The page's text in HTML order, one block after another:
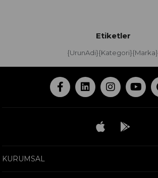
Etiketler
{UrunAdi}{Kategori}{Marka}
KURUMSAL